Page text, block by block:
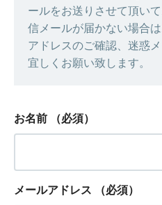
ールをお送りさせて頂い
信メールが届かない場合
アドレスのご確認、迷惑
宜しくお願い致します。
お名前 （必須）
メールアドレス （必須）